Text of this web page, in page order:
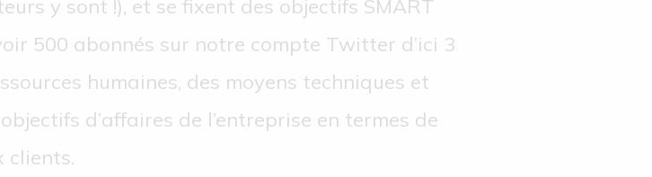
y sont !), et se fixent des objectifs SMART
500 abonnés sur notre compte Twitter d’ici 3
humaines, des moyens techniques et
d’affaires de l’entreprise en termes de
clients.